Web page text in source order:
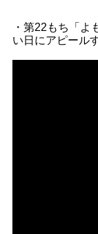
・第22もち「よ
い日にアピール